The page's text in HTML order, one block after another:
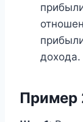
дохода.
Пример